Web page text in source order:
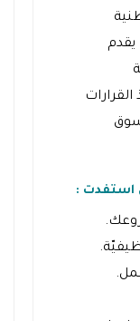
يقدم
سوق
استفدت :